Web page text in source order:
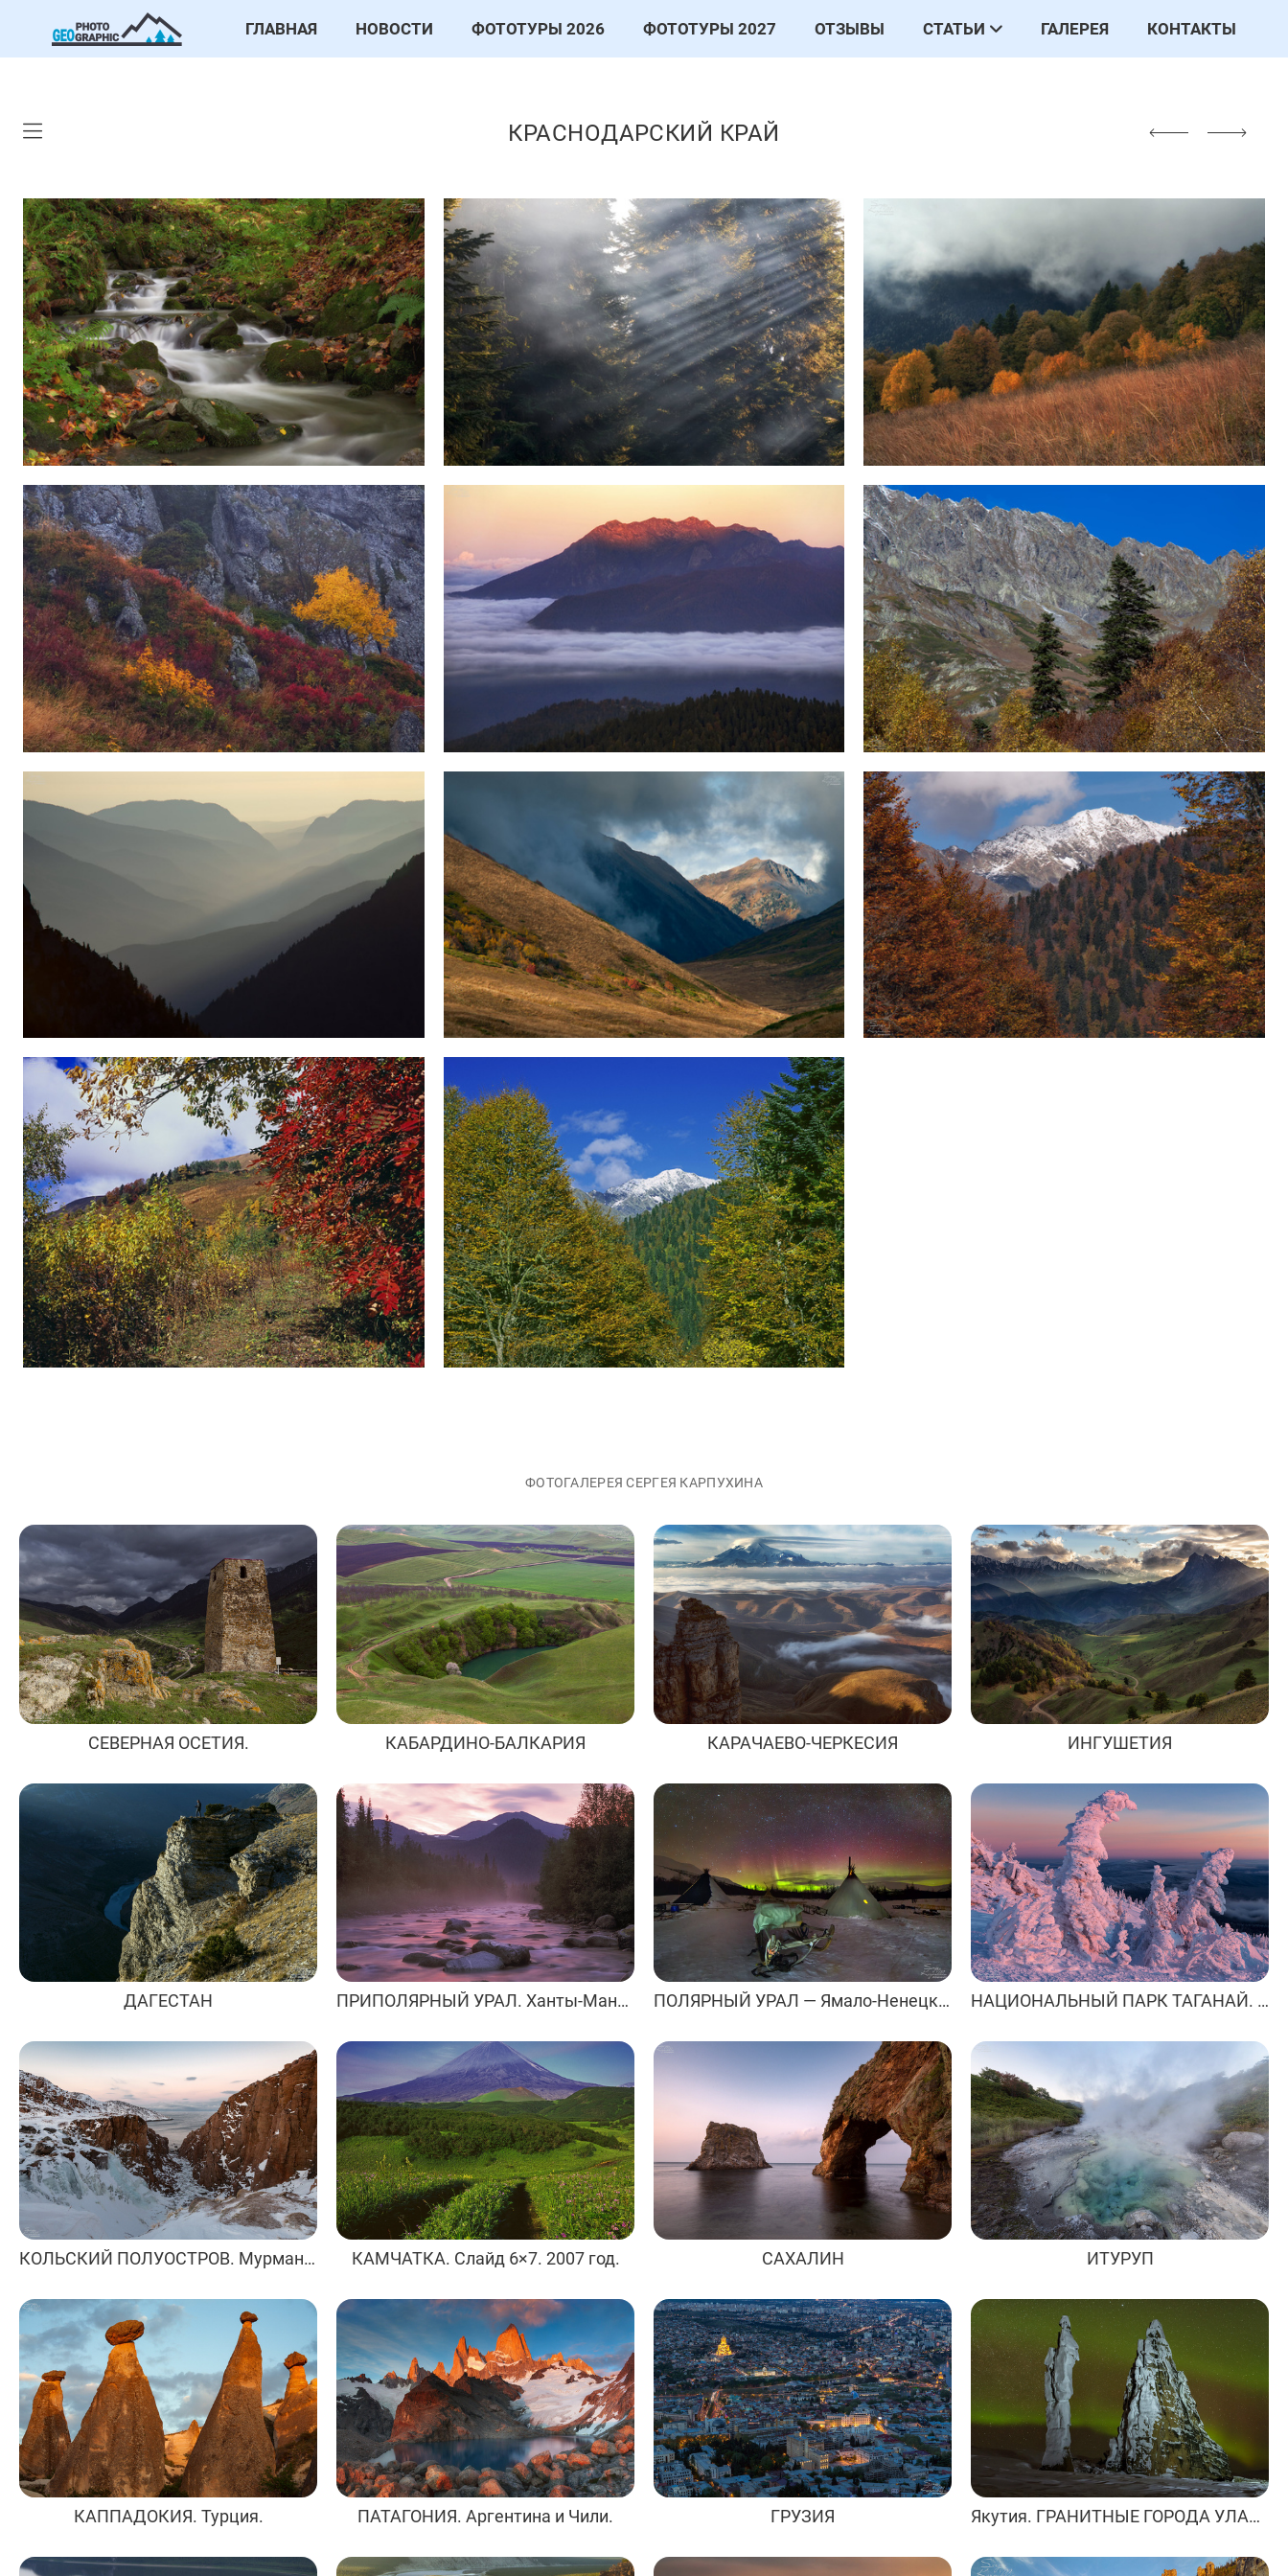
ГЛАВНАЯ НОВОСТИ ФОТОТУРЫ 2026 ФОТОТУРЫ 2027 ОТЗЫВЫ СТАТЬИ ГАЛЕРЕЯ КОНТАКТЫ
КРАСНОДАРСКИЙ КРАЙ
ФОТОГАЛЕРЕЯ СЕРГЕЯ КАРПУХИНА
СЕВЕРНАЯ ОСЕТИЯ. КАБАРДИНО-БАЛКАРИЯ КАРАЧАЕВО-ЧЕРКЕСИЯ ИНГУШЕТИЯ
ДАГЕСТАН ПРИПОЛЯРНЫЙ УРАЛ. Ханты-Мансийский автономный округ. ПОЛЯРНЫЙ УРАЛ — Ямало-Ненецкий автономный округ и республика Коми. НАЦИОНАЛЬНЫЙ ПАРК ТАГАНАЙ. Челябинская область.
КОЛЬСКИЙ ПОЛУОСТРОВ. Мурманская область. КАМЧАТКА. Слайд 6×7. 2007 год. САХАЛИН ИТУРУП
КАППАДОКИЯ. Турция. ПАТАГОНИЯ. Аргентина и Чили. ГРУЗИЯ Якутия. ГРАНИТНЫЕ ГОРОДА УЛАХАН-СИС. Абыйский улус.